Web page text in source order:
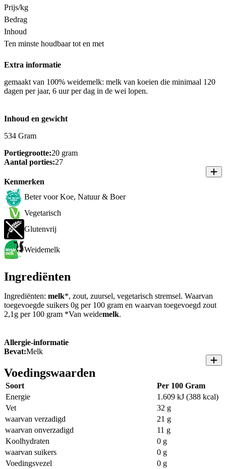
Prijs/kg
Bedrag
Inhoud
Ten minste houdbaar tot en met
Extra informatie
gemaakt van 100% weidemelk: melk van koeien die minimaal 120
dagen per jaar, 6 uur per dag in de wei lopen.
Inhoud en gewicht
534 Gram
Portiegrootte:20 gram
Aantal porties:27
Kenmerken
Beter voor Koe, Natuur & Boer
Vegetarisch
Glutenvrij
Weidemelk
Ingrediënten
Ingrediënten: melk*, zout, zuursel, vegetarisch stremsel. Waarvan
toegevoegde suikers 0g per 100 gram en waarvan toegevoegd zout
2,1g per 100 gram *Van weidemelk.
Allergie-informatie
Bevat:Melk
Voedingswaarden
Soort
Per 100 Gram
Energie
1.609 kJ (388 kcal)
Vet
32 g
waarvan verzadigd
21 g
waarvan onverzadigd
11 g
Koolhydraten
0 g
waarvan suikers
0 g
Voedingsvezel
0 g